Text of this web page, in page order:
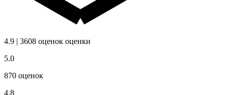
4.9 | 3608 оценок оценки
5.0
870 оценок
4.8